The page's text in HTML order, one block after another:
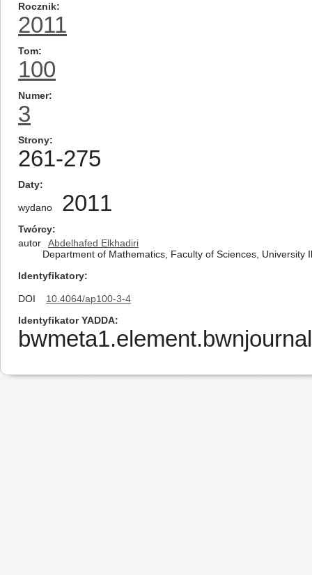
Rocznik
2011
Tom
100
Numer
3
Strony
261-275
Daty
wydano 2011
Twórcy
autor
Abdelhafed Elkhadiri
Department of Mathematics, Faculty of Sciences, University
Identyfikatory
DOI
10.4064/ap100-3-4
Identyfikator YADDA